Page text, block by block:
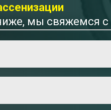
мы свяжемся